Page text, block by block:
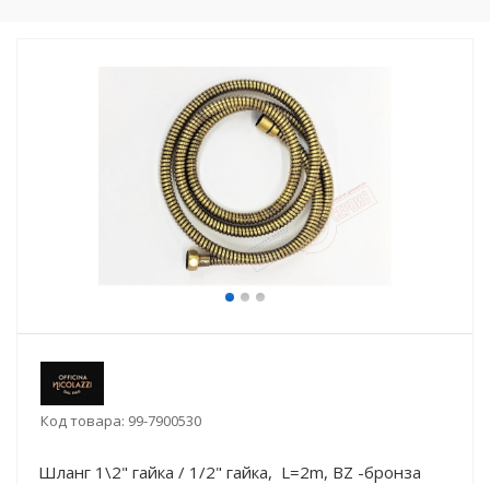
Код товара: 99-7900530
Шланг 1\2" гайка / 1/2" гайка, L=2m, BZ -бронза